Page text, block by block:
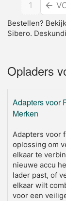
1
Bestellen?
Sibero.
Opladers
Adapters voor
Merken
Adapters voor
oplossing om
elkaar te
nieuwe accu
lader past, of
elkaar wilt
voor een